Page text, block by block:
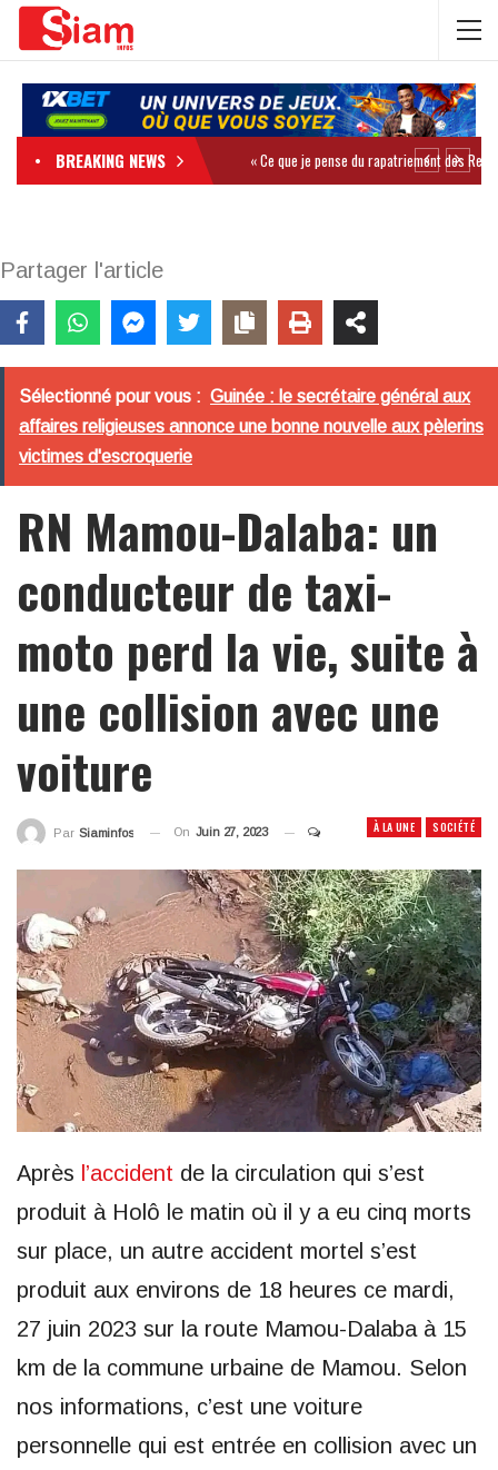
BREAKING NEWS
Partager l'article
Sélectionné pour vous : Guinée : le secrétaire général aux
affaires religieuses annonce une bonne nouvelle aux pèlerins
victimes d'escroquerie
RN Mamou-Dalaba: un
conducteur de taxi-
moto perd la vie, suite à
une collision avec une
voiture
À LA UNE SOCIÉTÉ
Par Siaminfos On Juin 27, 2023
Après l’accident de la circulation qui s’est
produit à Holô le matin où il y a eu cinq morts
sur place, un autre accident mortel s’est
produit aux environs de 18 heures ce mardi,
27 juin 2023 sur la route Mamou-Dalaba à 15
km de la commune urbaine de Mamou. Selon
nos informations, c’est une voiture
personnelle qui est entrée en collision avec un